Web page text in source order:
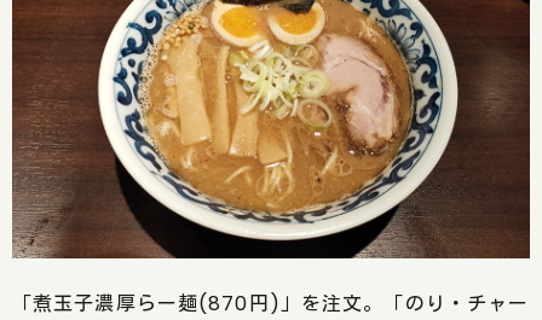
「煮玉子濃厚らー麺(870円)」を注文。「のり・チャー